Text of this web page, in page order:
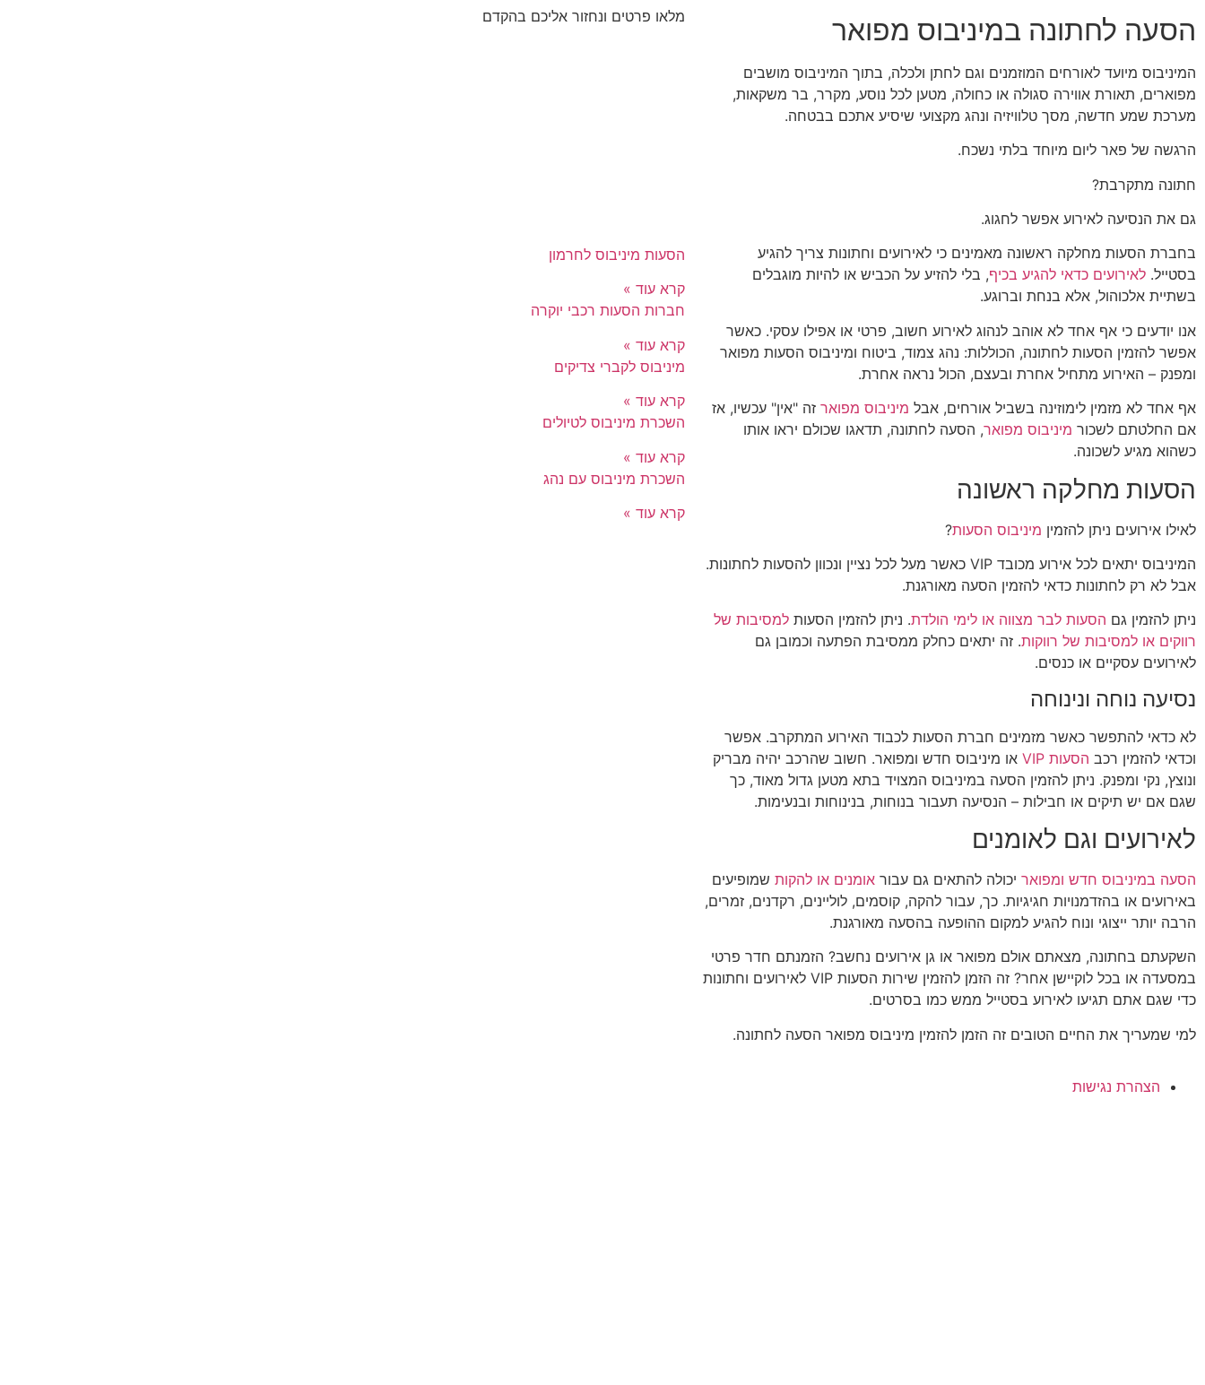
הסעה לחתונה במיניבוס מפואר
המיניבוס מיועד לאורחים המוזמנים וגם לחתן ולכלה, בתוך המיניבוס מושבים
מפוארים, תאורת אווירה סגולה או כחולה, מטען לכל נוסע, מקרר, בר משקאות,
מערכת שמע חדשה, מסך טלוויזיה ונהג מקצועי שיסיע אתכם בבטחה.
הרגשה של פאר ליום מיוחד בלתי נשכח.
חתונה מתקרבת?
גם את הנסיעה לאירוע אפשר לחגוג.
בחברת הסעות מחלקה ראשונה מאמינים כי לאירועים וחתונות צריך להגיע
בסטייל. לאירועים כדאי להגיע בכיף, בלי להזיע על הכביש או להיות מוגבלים
בשתיית אלכוהול, אלא בנחת וברוגע.
אנו יודעים כי אף אחד לא אוהב לנהוג לאירוע חשוב, פרטי או אפילו עסקי. כאשר
אפשר להזמין הסעות לחתונה, הכוללות: נהג צמוד, ביטוח ומיניבוס הסעות מפואר
ומפנק – האירוע מתחיל אחרת ובעצם, הכול נראה אחרת.
אף אחד לא מזמין לימוזינה בשביל אורחים, אבל מיניבוס מפואר זה "אין" עכשיו, אז
אם החלטתם לשכור מיניבוס מפואר, הסעה לחתונה, תדאגו שכולם יראו אותו
כשהוא מגיע לשכונה.
הסעות מחלקה ראשונה
לאילו אירועים ניתן להזמין מיניבוס הסעות?
המיניבוס יתאים לכל אירוע מכובד VIP כאשר מעל לכל נציין ונכוון להסעות לחתונות.
אבל לא רק לחתונות כדאי להזמין הסעה מאורגנת.
ניתן להזמין גם הסעות לבר מצווה או לימי הולדת. ניתן להזמין הסעות למסיבות של
רווקים או למסיבות של רווקות. זה יתאים כחלק ממסיבת הפתעה וכמובן גם
לאירועים עסקיים או כנסים.
נסיעה נוחה ונינוחה
לא כדאי להתפשר כאשר מזמינים חברת הסעות לכבוד האירוע המתקרב. אפשר
וכדאי להזמין רכב הסעות VIP
או מיניבוס חדש ומפואר. חשוב שהרכב יהיה מבריק
ונוצץ, נקי ומפנק. ניתן להזמין הסעה במיניבוס המצויד בתא מטען גדול מאוד, כך
שגם אם יש תיקים או חבילות – הנסיעה תעבור בנוחות, בנינוחות ובנעימות.
לאירועים וגם לאומנים
הסעה במיניבוס חדש ומפואר יכולה להתאים גם עבור אומנים או להקות שמופיעים
באירועים או בהזדמנויות חגיגיות. כך, עבור להקה, קוסמים, לוליינים, רקדנים, זמרים,
הרבה יותר ייצוגי ונוח להגיע למקום ההופעה בהסעה מאורגנת.
השקעתם בחתונה, מצאתם אולם מפואר או גן אירועים נחשב? הזמנתם חדר פרטי
במסעדה או בכל לוקיישן אחר? זה הזמן להזמין שירות הסעות VIP לאירועים וחתונות
כדי שגם אתם תגיעו לאירוע בסטייל ממש כמו בסרטים.
למי שמעריך את החיים הטובים זה הזמן להזמין מיניבוס מפואר הסעה לחתונה.
מלאו פרטים ונחזור אליכם בהקדם
הסעות מיניבוס לחרמון
קרא עוד »
חברות הסעות רכבי יוקרה
קרא עוד »
מיניבוס לקברי צדיקים
קרא עוד »
השכרת מיניבוס לטיולים
קרא עוד »
השכרת מיניבוס עם נהג
קרא עוד »
הצהרת נגישות